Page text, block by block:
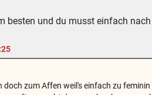
besten und du musst einfach
zum Affen weil's einfach zu feminin